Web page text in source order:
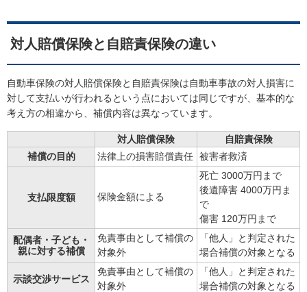
対人賠償保険と自賠責保険の違い
自動車保険の対人賠償保険と自賠責保険は自動車事故の対人損害に
対して支払いが行われるという点においては同じですが、基本的な
考え方の相違から、補償内容は異なっています。
対人賠償保険
自賠責保険
補償の目的
法律上の損害賠償責任 被害者救済
支払限度額 保険金額による
死亡 3000万円まで
後遺障害 4000万円ま
で
傷害 120万円まで
配偶者・子ども・
親に対する補償
免責事由として補償の
対象外
「他人」と判定された
場合補償の対象となる
示談交渉サービス
免責事由として補償の
対象外
「他人」と判定された
場合補償の対象となる